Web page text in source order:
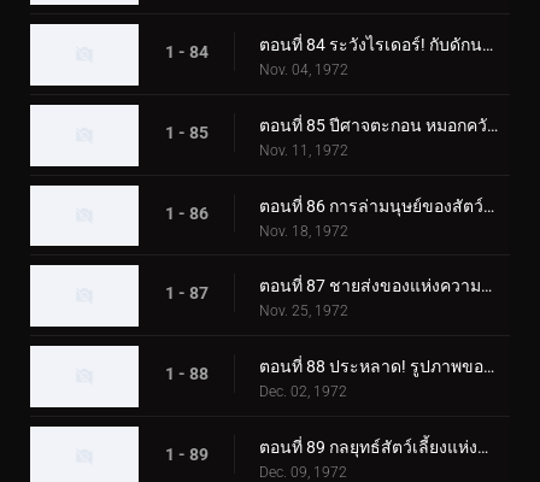
1 - 84 ตอนที่ 84 ระวังไรเดอร์! กับดักนรกของอิโซจินจากัวร์
Nov. 04, 1972
1 - 85 ตอนที่ 85 ปีศาจตะกอน หมอกควันสังหารอันน่าสยดสยอง
Nov. 11, 1972
1 - 86 ตอนที่ 86 การล่ามนุษย์ของสัตว์ประหลาด Eaglemantis
Nov. 18, 1972
1 - 87 ตอนที่ 87 ชายส่งของแห่งความตายของเจล-ช็อคเกอร์
Nov. 25, 1972
1 - 88 ตอนที่ 88 ประหลาด! รูปภาพของแมวดำที่เรียกเลือด
Dec. 02, 1972
1 - 89 ตอนที่ 89 กลยุทธ์สัตว์เลี้ยงแห่งความกลัว ปล่อยไรเดอร์ลงนรก!
Dec. 09, 1972